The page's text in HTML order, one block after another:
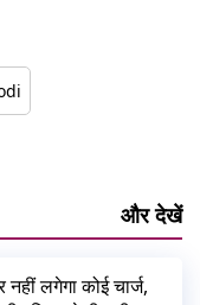
और देखें
लगेगा कोई चार्ज,